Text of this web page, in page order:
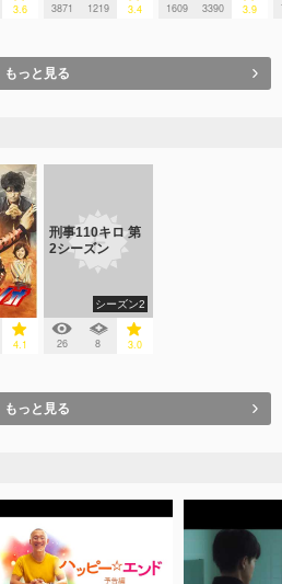
3.6 3871 1219 3.4 1609 3390 3.9
もっと見る
4.1
刑事110キロ 第
2シーズン
シーズン2
26 8 3.0
もっと見る